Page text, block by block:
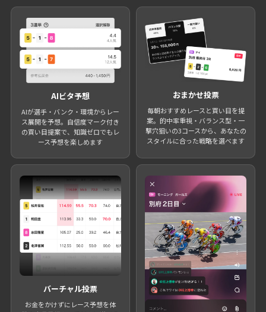
AIビタ予想
AIが選手・バンク・環境からレー
ス展開を予想。自信度マーク付き
の買い目提案で、知識ゼロでもレ
ース予想を楽しめます
おまかせ投票
毎朝おすすめレースと買い目を提
案。的中率重視・バランス型・一
撃穴狙いの3コースから、あなたの
スタイルに合った戦略を選べます
バーチャル投票
お金をかけずにレース予想を体